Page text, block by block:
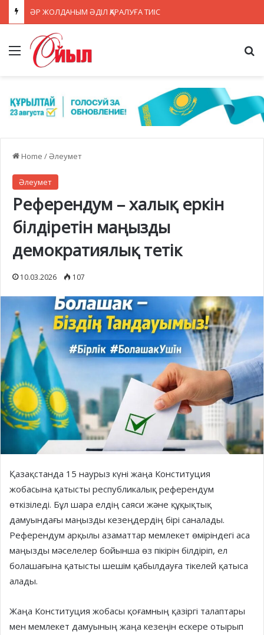
ӘР ЖОЛДАНЫМ ӘДІЛ ҚАРАЛУҒА ТИІС
Menu
Home /Әлеумет
Әлеумет
Референдум – халық еркін
білдіретін маңызды
демократиялық тетік
10.03.2026 107
Қазақстанда 15 наурыз күні жаңа Конституция
жобасына қатысты республикалық референдум
өткізіледі. Бұл шара елдің саяси және құқықтық
дамуындағы маңызды кезеңдердің бірі саналады.
Референдум арқылы азаматтар мемлекет өміріндегі аса
маңызды мәселелер бойынша өз пікірін білдіріп, ел
болашағына қатысты шешім қабылдауға тікелей қатыса
алады.
Жаңа Конституция жобасы қоғамның қазіргі талаптары
мен мемлекет дамуының жаңа кезеңін ескере отырып